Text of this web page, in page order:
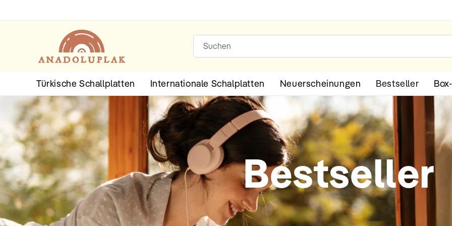
Suchen
Türkische Schallplatten Internationale Schalplatten Neuerscheinungen Bestseller
K
Bestseller